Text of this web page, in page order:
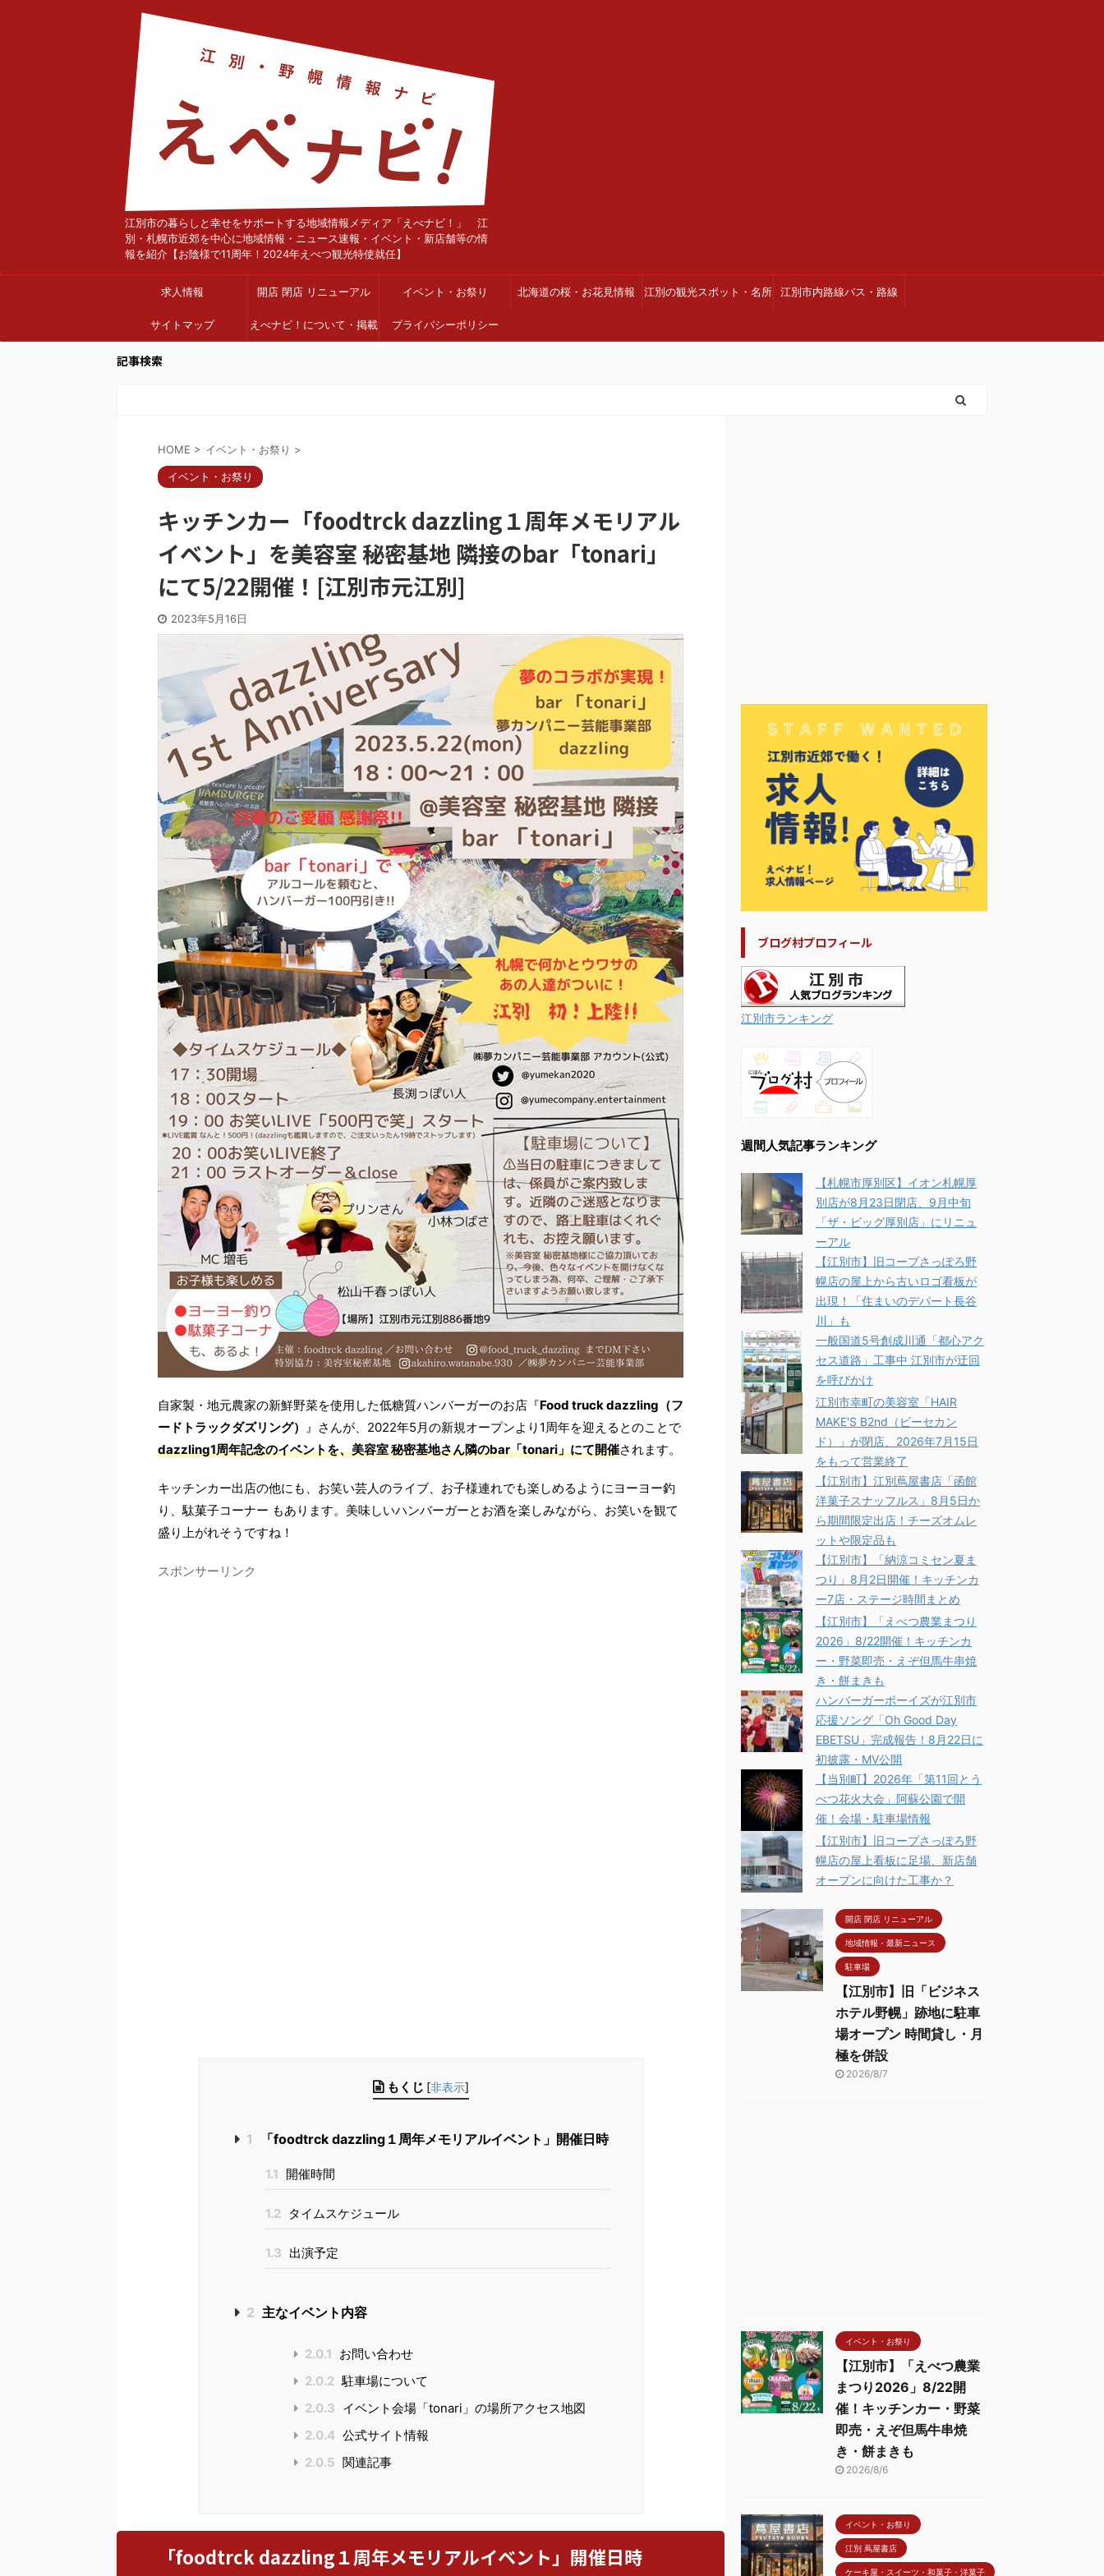
江別市の暮らしと幸せをサポートする地域情報メディア「えべナビ！」 江
別・札幌市近郊を中心に地域情報・ニュース速報・イベント・新店舗等の情
報を紹介【お陰様で11周年！2024年えべつ観光特使就任】
求人情報 開店 閉店 リニューアル イベント・お祭り 北海道の桜・お花見情報 江別の観光スポット・名所 江別市内路線バス・路線
サイトマップ えべナビ！について・掲載 プライバシーポリシー
記事検索
HOME > イベント・お祭り >
イベント・お祭り
キッチンカー「foodtrck dazzling１周年メモリアル
イベント」を美容室 秘密基地 隣接のbar「tonari」
にて5/22開催！[江別市元江別]
2023年5月16日
自家製・地元農家の新鮮野菜を使用した低糖質ハンバーガーのお店『Food truck dazzling（フ
ードトラックダズリング） 』さんが、2022年5月の新規オープンより1周年を迎えるとのことで
dazzling1周年記念のイベントを、美容室 秘密基地さん隣のbar「tonari」にて開催されます。
キッチンカー出店の他にも、お笑い芸人のライブ、お子様連れでも楽しめるようにヨーヨー釣
り、駄菓子コーナー もあります。美味しいハンバーガーとお酒を楽しみながら、お笑いを観て
盛り上がれそうですね！
スポンサーリンク
もくじ [非表示]
1 「foodtrck dazzling１周年メモリアルイベント」開催日時
1.1 開催時間
1.2 タイムスケジュール
1.3 出演予定
2 主なイベント内容
2.0.1 お問い合わせ
2.0.2 駐車場について
2.0.3 イベント会場「tonari」の場所アクセス地図
2.0.4 公式サイト情報
2.0.5 関連記事
「foodtrck dazzling１周年メモリアルイベント」開催日時
ブログ村プロフィール
江別市ランキング
週間人気記事ランキング
【札幌市厚別区】イオン札幌厚
別店が8月23日閉店、9月中旬
「ザ・ビッグ厚別店」にリニュ
ーアル
【江別市】旧コープさっぽろ野
幌店の屋上から古いロゴ看板が
出現！「住まいのデパート長谷
川」も
一般国道5号創成川通「都心アク
セス道路」工事中 江別市が迂回
を呼びかけ
江別市幸町の美容室「HAIR
MAKE'S B2nd（ビーセカン
ド）」が閉店、2026年7月15日
をもって営業終了
【江別市】江別蔦屋書店「函館
洋菓子スナッフルス」8月5日か
ら期間限定出店！チーズオムレ
ットや限定品も
【江別市】「納涼コミセン夏ま
つり」8月2日開催！キッチンカ
ー7店・ステージ時間まとめ
【江別市】「えべつ農業まつり
2026」8/22開催！キッチンカ
ー・野菜即売・えぞ但馬牛串焼
き・餅まきも
ハンバーガーボーイズが江別市
応援ソング「Oh Good Day
EBETSU」完成報告！8月22日に
初披露・MV公開
【当別町】2026年「第11回とう
べつ花火大会」阿蘇公園で開
催！会場・駐車場情報
【江別市】旧コープさっぽろ野
幌店の屋上看板に足場、新店舗
オープンに向けた工事か？
開店 閉店 リニューアル
地域情報・最新ニュース
駐車場
【江別市】旧「ビジネス
ホテル野幌」跡地に駐車
場オープン 時間貸し・月
極を併設
2026/8/7
イベント・お祭り
【江別市】「えべつ農業
まつり2026」8/22開
催！キッチンカー・野菜
即売・えぞ但馬牛串焼
き・餅まきも
2026/8/6
イベント・お祭り
江別 蔦屋書店
ケーキ屋・スイーツ・和菓子・洋菓子